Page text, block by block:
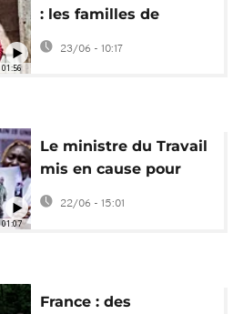
01:56
: les familles de
Kenyans enrôlés de
23/06 - 10:17
01:07
Le ministre du Travail
mis en cause pour
l'enrôlement de
22/06 - 15:01
France : des